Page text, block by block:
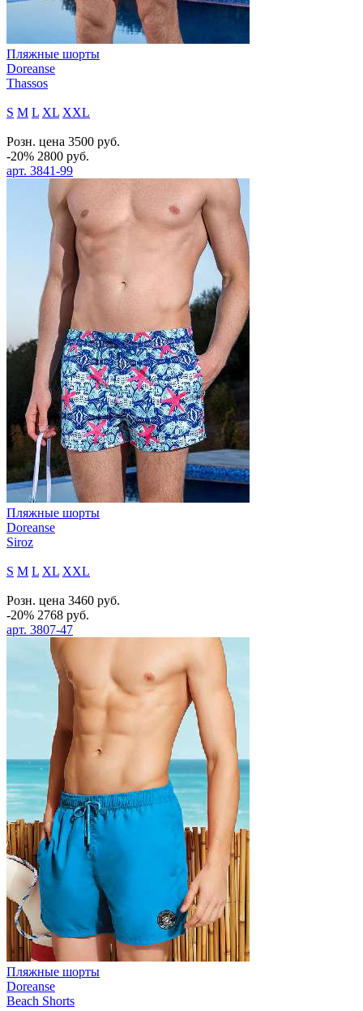
Пляжные шорты
Doreanse
Thassos
S M L XL XXL
Розн. цена 3500 руб.
-20% 2800 руб.
арт. 3841-99
Пляжные шорты
Doreanse
Siroz
S M L XL XXL
Розн. цена 3460 руб.
-20% 2768 руб.
арт. 3807-47
Пляжные шорты
Doreanse
Beach Shorts